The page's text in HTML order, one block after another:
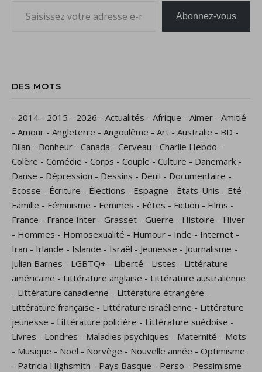
Abonnez-vous
DES MOTS
- 2014 - 2015 - 2026 - Actualités - Afrique - Aimer - Amitié
- Amour - Angleterre - Angoulême - Art - Australie - BD -
Bilan - Bonheur - Canada - Cerveau - Charlie Hebdo -
Colère - Comédie - Corps - Couple - Culture - Danemark -
Danse - Dépression - Dessins - Deuil - Documentaire -
Ecosse - Écriture - Élections - Espagne - États-Unis - Eté -
Famille - Féminisme - Femmes - Fêtes - Fiction - Films -
France - France Inter - Grasset - Guerre - Histoire - Hiver
- Hommes - Homosexualité - Humour - Inde - Internet -
Iran - Irlande - Islande - Israël - Jeunesse - Journalisme -
Julian Barnes - LGBTQ+ - Liberté - Listes - Littérature
américaine - Littérature anglaise - Littérature australienne
- Littérature canadienne - Littérature étrangère -
Littérature française - Littérature israélienne - Littérature
jeunesse - Littérature policière - Littérature suédoise -
Livres - Londres - Maladies psychiques - Maternité - Mots
- Musique - Noël - Norvège - Nouvelle année - Optimisme
- Patricia Highsmith - Pays Basque - Perso - Pessimisme -